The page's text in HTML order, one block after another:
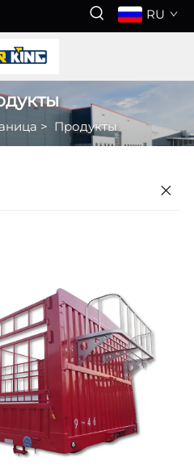
RU
> Продукты